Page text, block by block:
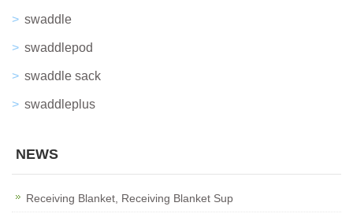
swaddle
swaddlepod
swaddle sack
swaddleplus
NEWS
Receiving Blanket, Receiving Blanket Sup